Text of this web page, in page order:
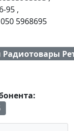
95 ,
5968695